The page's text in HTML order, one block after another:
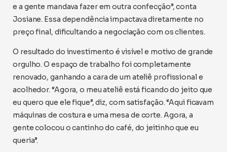
e a gente mandava fazer em outra confecção”, conta
Josiane. Essa dependência impactava diretamente no
preço final, dificultando a negociação com os clientes.
O resultado do investimento é visível e motivo de grande
orgulho. O espaço de trabalho foi completamente
renovado, ganhando a cara de um ateliê profissional e
acolhedor. “Agora, o meu ateliê está ficando do jeito que
eu quero que ele fique”, diz, com satisfação. “Aqui ficavam
máquinas de costura e uma mesa de corte. Agora, a
gente colocou o cantinho do café, do jeitinho que eu
queria”.